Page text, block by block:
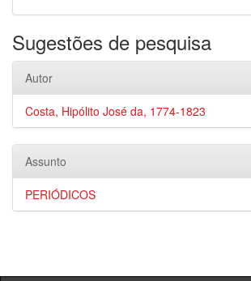
Sugestões de pesquisa
Autor
Costa, Hipólito José da, 1774-1823
Assunto
PERIÓDICOS